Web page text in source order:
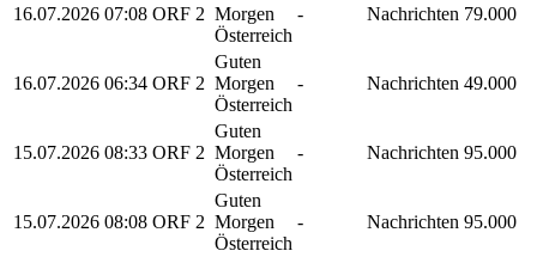
16.07.2026 07:08 ORF 2 Morgen
Österreich
- Nachrichten 79.000
16.07.2026 06:34 ORF 2
Guten
Morgen
Österreich
- Nachrichten 49.000
15.07.2026 08:33 ORF 2
Guten
Morgen
Österreich
- Nachrichten 95.000
15.07.2026 08:08 ORF 2
Guten
Morgen
Österreich
- Nachrichten 95.000